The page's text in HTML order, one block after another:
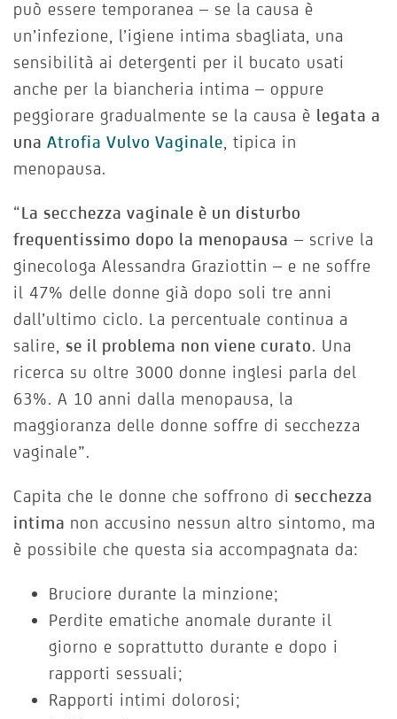
può essere temporanea – se la causa è
un’infezione, l’igiene intima sbagliata, una
sensibilità ai detergenti per il bucato usati
anche per la biancheria intima – oppure
peggiorare gradualmente se la causa è legata a
una Atrofia Vulvo Vaginale , tipica in
menopausa.
“La secchezza vaginale è un disturbo
frequentissimo dopo la menopausa – scrive la
ginecologa Alessandra Graziottin – e ne soffre
il 47% delle donne già dopo soli tre anni
dall’ultimo ciclo. La percentuale continua a
salire, se il problema non viene curato. Una
ricerca su oltre 3000 donne inglesi parla del
63%. A 10 anni dalla menopausa, la
maggioranza delle donne soffre di secchezza
vaginale”.
Capita che le donne che soffrono di secchezza
intima non accusino nessun altro sintomo, ma
è possibile che questa sia accompagnata da:
Bruciore durante la minzione;
Perdite ematiche anomale durante il
giorno e soprattutto durante e dopo i
rapporti sessuali;
Rapporti intimi dolorosi;